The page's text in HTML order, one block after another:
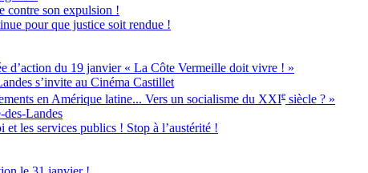
contre son expulsion !
pour que justice soit rendue !
du 19 janvier « La Côte Vermeille doit vivre ! »
s’invite au Cinéma Castillet
en Amérique latine... Vers un socialisme du XXIe siècle ? »
Landes
les services publics ! Stop à l’austérité !